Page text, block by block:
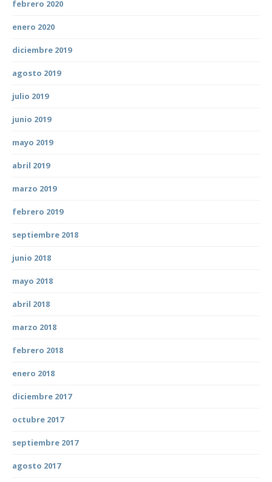
febrero 2020
enero 2020
diciembre 2019
agosto 2019
julio 2019
junio 2019
mayo 2019
abril 2019
marzo 2019
febrero 2019
septiembre 2018
junio 2018
mayo 2018
abril 2018
marzo 2018
febrero 2018
enero 2018
diciembre 2017
octubre 2017
septiembre 2017
agosto 2017